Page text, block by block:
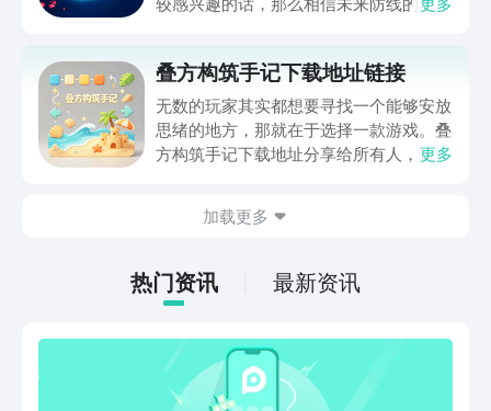
关链接，在最近这款游戏的热度非常之
高，无论是先进前卫的背景设定，还是紧
张有趣的战斗玩法，都吸引着不少同学的
关注，你是否也想要提前进行预约，方便
叠方构筑手记下载地址链接
无数的玩家其实都想要寻找一个能够安放
思绪的地方，那就在于选择一款游戏。叠
方构筑手记下载地址分享给所有人，这一
情。如果大家想要下载这款游戏，其实方
下游戏的主要乐趣吧。
更多
加载更多
热门资讯 最新资讯